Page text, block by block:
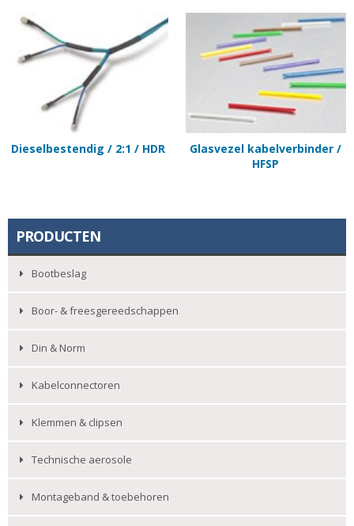
Dieselbestendig / 2:1 / HDR
Glasvezel kabelverbinder /
HFSP
PRODUCTEN
Bootbeslag
Boor- & freesgereedschappen
Din & Norm
Kabelconnectoren
Klemmen & clipsen
Technische aerosole
Montageband & toebehoren